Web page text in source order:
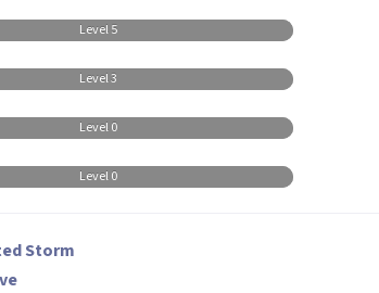
Level 5
Level 3
Level 0
Level 0
Storm